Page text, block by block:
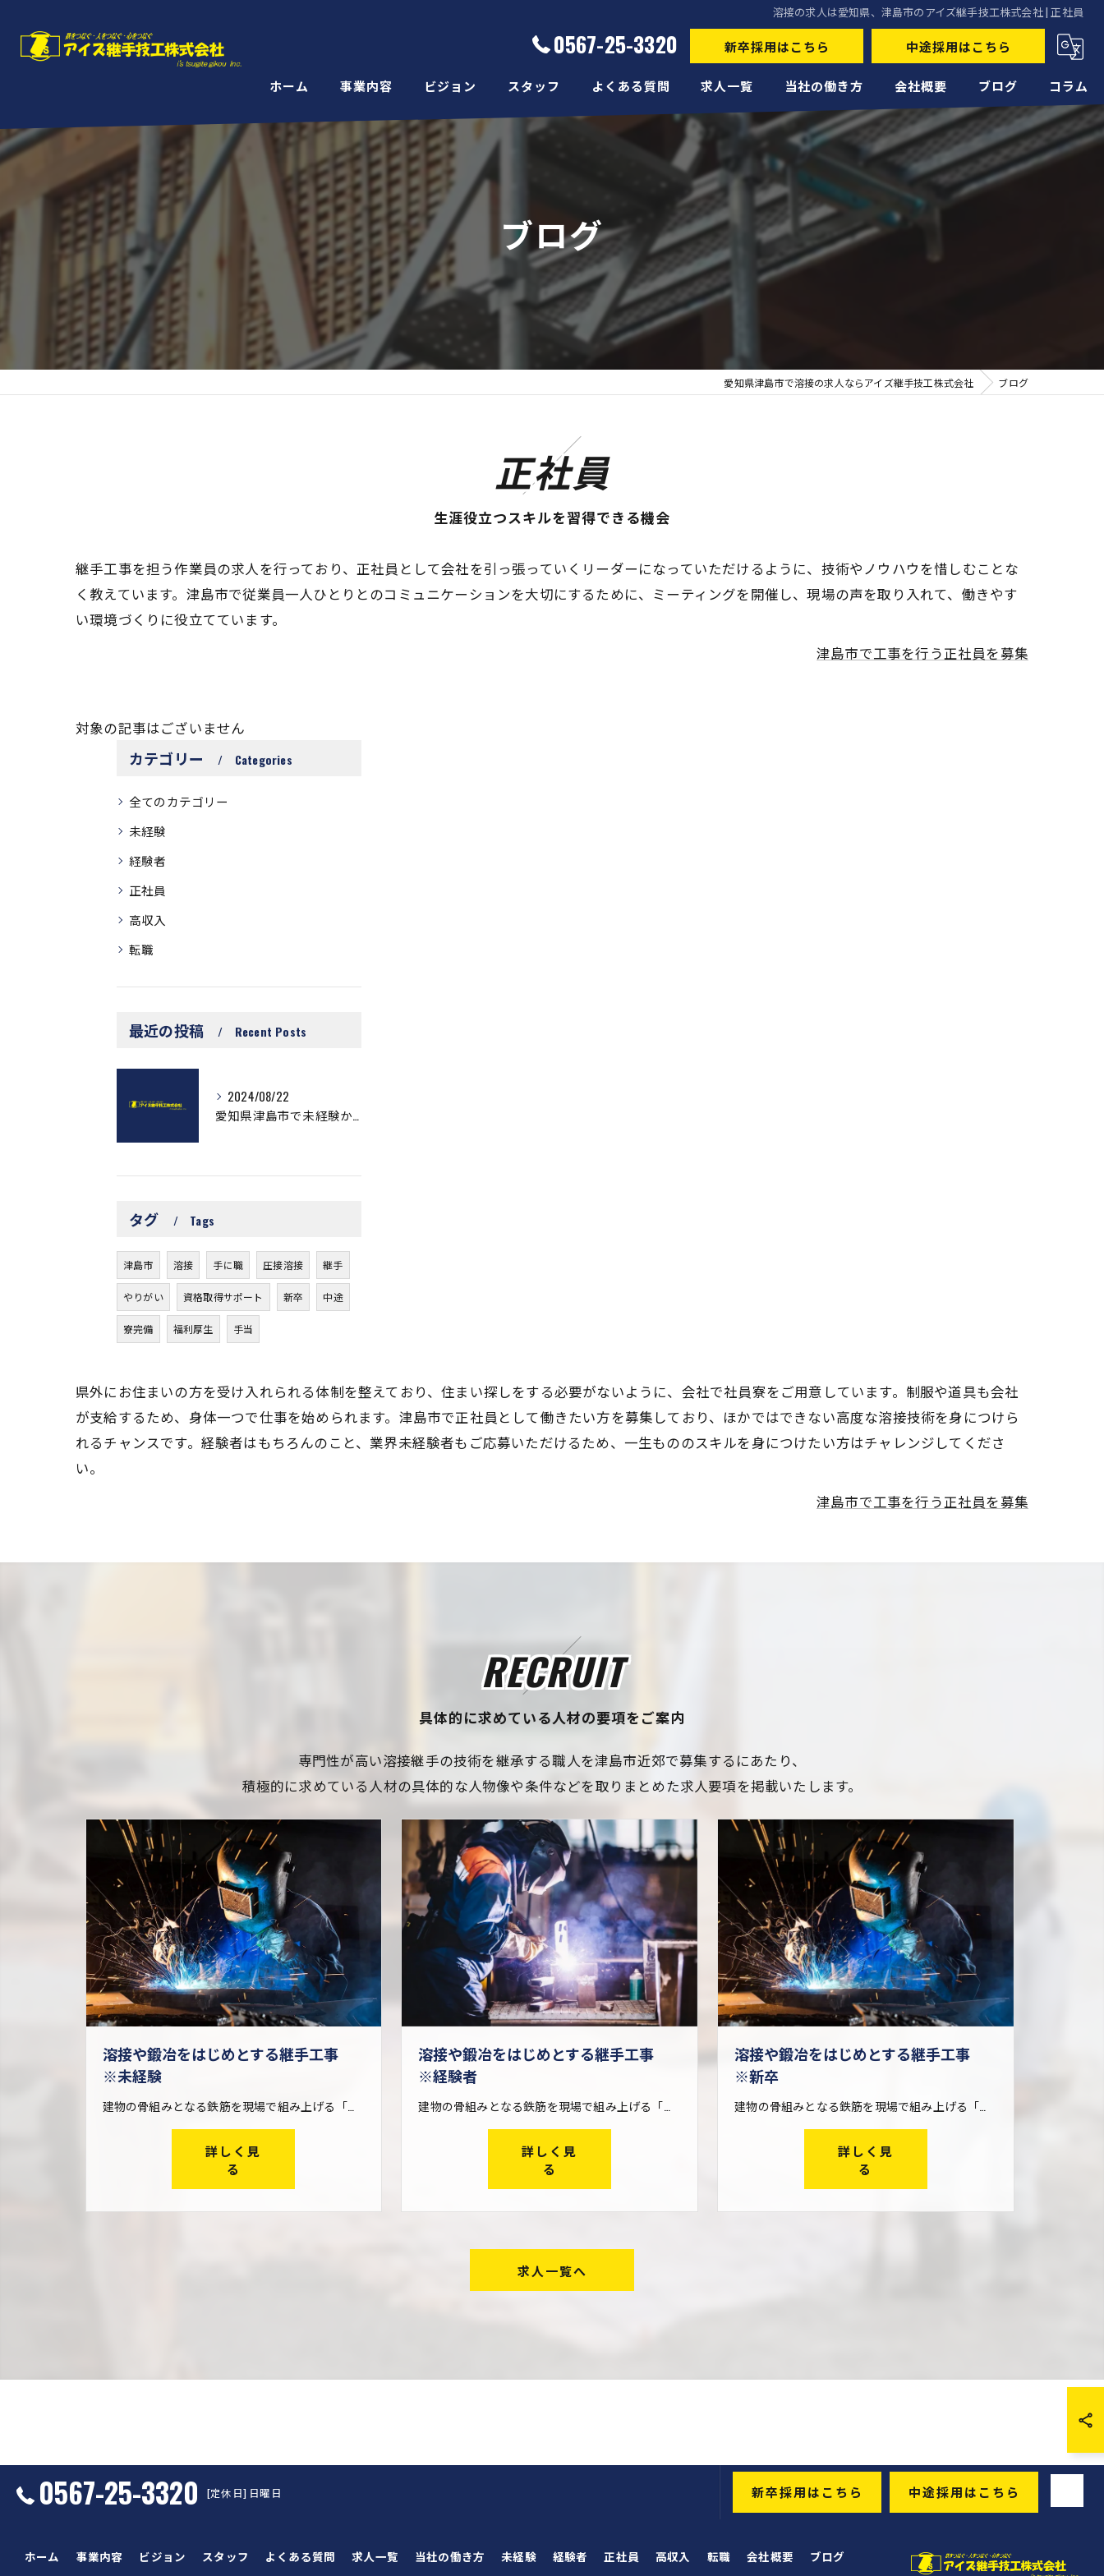
溶接の求人は愛知県、津島市のアイズ継手技工株式会社 | 正社員
0567-25-3320 新卒採用はこちら 中途採用はこちら
ホーム 事業内容 ビジョン スタッフ よくある質問 求人一覧 当社の働き方
未経験
正社員
高収入
会社概要 ブログ コラム
ブログ
愛知県津島市で溶接の求人ならアイズ継手技工株式会社 ブログ
正社員
生涯役立つスキルを習得できる機会
継手工事を担う作業員の求人を行っており、正社員として会社を引っ張っていくリーダーになっていただけるように、技術やノウハウを惜しむことな
く教えています。津島市で従業員一人ひとりとのコミュニケーションを大切にするために、ミーティングを開催し、現場の声を取り入れて、働きやす
い環境づくりに役立てています。
津島市で工事を行う正社員を募集
対象の記事はございません
カテゴリー Categories
全てのカテゴリー
未経験
経験者
正社員
高収入
転職
最近の投稿 Recent Posts
2024/08/22
愛知県津島市で未経験から始められる溶接の求人募集！
タグ Tags
津島市 溶接 手に職 圧接溶接 継手
やりがい 資格取得サポート 新卒 中途
寮完備 福利厚生 手当
県外にお住まいの方を受け入れられる体制を整えており、住まい探しをする必要がないように、会社で社員寮をご用意しています。制服や道具も会社
が支給するため、身体一つで仕事を始められます。津島市で正社員として働きたい方を募集しており、ほかではできない高度な溶接技術を身につけら
れるチャンスです。経験者はもちろんのこと、業界未経験者もご応募いただけるため、一生もののスキルを身につけたい方はチャレンジしてくださ
い。
津島市で工事を行う正社員を募集
具体的に求めている人材の要項をご案内
RECRUIT
専門性が高い溶接継手の技術を継承する職人を津島市近郊で募集するにあたり、
積極的に求めている人材の具体的な人物像や条件などを取りまとめた求人要項を掲載いたします。
溶接や鍛冶をはじめとする継手工事
※未経験
建物の骨組みとなる鉄筋を現場で組み上げる「鉄筋工事」を行う際、火や電気を使った溶接・鍛冶によって鉄筋どうしを繋ぐ仕事です。 鉄筋は工場で製造された後、搬入しやすいようにある程度の長さに切断されます。継手工事は、この短い鉄筋どうしを現場で再び繋ぎ合わせる仕事。大きな建物を建設する際に欠かせない工事です。 一口に継手工事と言っても、その工法は様々。アイズ継手技工株式会社では幅広い継手工事に対応し、他社ではできない仕事も請け負っているため、現場経験を通してレベルの高い技術が身に付きます。
詳しく見
る
溶接や鍛冶をはじめとする継手工事
※経験者
詳しく見
る
溶接や鍛冶をはじめとする継手工事
※新卒
詳しく見
る
求人一覧へ
0567-25-3320 [定休日] 日曜日 新卒採用はこちら 中途採用はこちら
ホーム 事業内容 ビジョン スタッフ よくある質問 求人一覧 当社の働き方 未経験 経験者 正社員 高収入 転職 会社概要
ブログ